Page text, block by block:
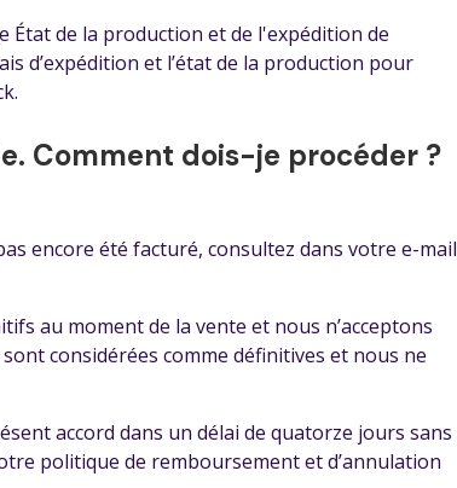
de la production et de l'expédition de
d’expédition et l’état de la production pour
Comment dois-je procéder ?
encore été facturé, consultez dans votre e-mail
au moment de la vente et nous n’acceptons
considérées comme définitives et nous ne
accord dans un délai de quatorze jours sans
politique de remboursement et d’annulation